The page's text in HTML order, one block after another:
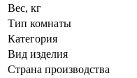
Вес, кг
Тип комнаты
Категория
Вид изделия
Страна производства